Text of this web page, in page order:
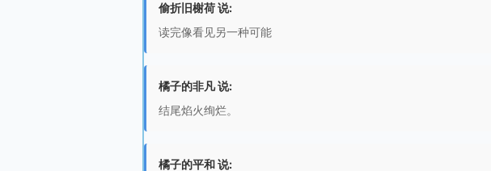
偷折旧榭荷 说:
读完像看见另一种可能
橘子的非凡 说:
结尾焰火绚烂。
橘子的平和 说: